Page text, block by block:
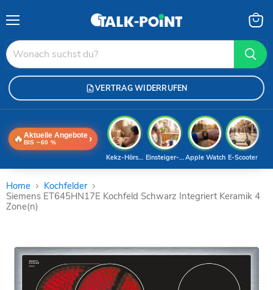
VERTRAG WIDERRUFEN
🔥 Aktuelle Angebote
BIS −60 % ›
E-Scooter
Apple Watch
Einsteiger-Handy
Kekz-Hörspiele
Home
Kochfelder
Siemens ET645HN17E Kochfeld Schwarz Integriert Keramik 4
Zone(n)